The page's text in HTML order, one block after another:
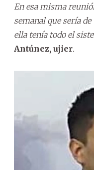
En esa misma
semanal que sería
ella tenía todo el
Antúnez, ujier.